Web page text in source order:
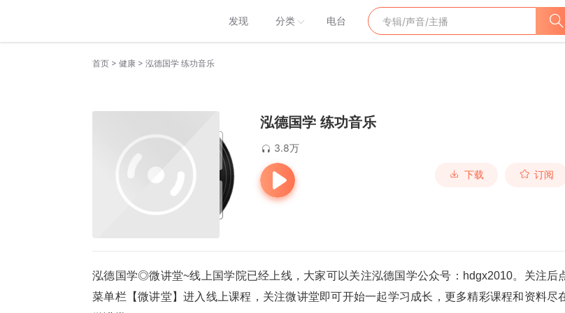
发现 分类 电台
首页 > 健康 > 泓德国学 练功音乐
泓德国学 练功音乐
3.8万
下载 订阅
泓德国学◎微讲堂~线上国学院已经上线，大家可以关注泓德国学公众号：hdgx2010。关注后
菜单栏【微讲堂】进入线上课程，关注微讲堂即可开始一起学习成长，更多精彩课程和资料